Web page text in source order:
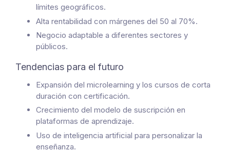
límites geográficos.
Alta rentabilidad con márgenes del 50 al 70%.
Negocio adaptable a diferentes sectores y
públicos.
Tendencias para el futuro
Expansión del microlearning y los cursos de corta
duración con certificación.
Crecimiento del modelo de suscripción en
plataformas de aprendizaje.
Uso de inteligencia artificial para personalizar la
enseñanza.